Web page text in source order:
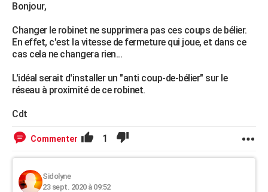
Bricolage
Lifestyle
Culture
Sport
Auto
Television
Voyage
Cinema
Bonjour,
Changer le robinet ne supprimera pas ces coups de bélier.
En effet, c'est la vitesse de fermeture qui joue, et dans ce
cas cela ne changera rien...
L'idéal serait d'installer un "anti coup-de-bélier" sur le
réseau à proximité de ce robinet.
Cdt
Commenter 1
Sidolyne
23 sept. 2020 à 09:52